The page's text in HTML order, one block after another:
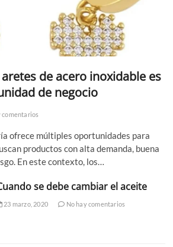
de acero inoxidable es
de negocio
comentarios
ofrece múltiples oportunidades para
productos con alta demanda, buena
En este contexto, los…
se debe cambiar el aceite
23 marzo, 2020 No hay comentarios